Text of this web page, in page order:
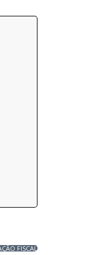
FISCAL